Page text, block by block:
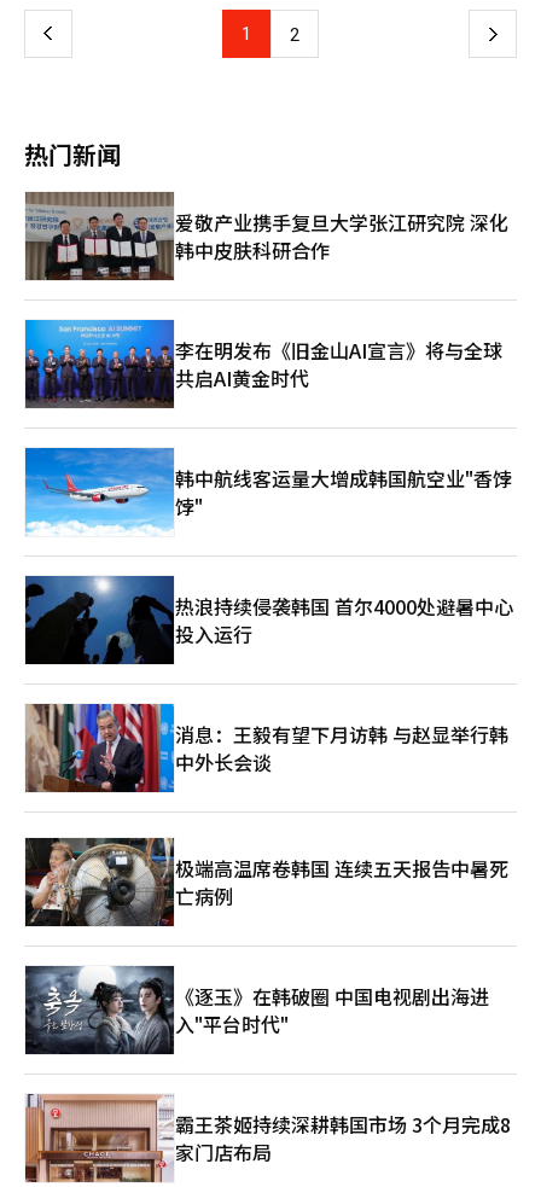
型武功和变幻莫测的攻击模式，使对手难以预测攻击时机，预计将
改变以无敌连击为中心的战斗元。 新服务器‘唯一无二’也将开
放。为了让新用户和回归用户能够快速加入核心内容，将提供装备
内容‘试炼之塔’。第三季度将更新新职业‘龙骑士’，并推出首
改善工作。 第四季度将计划推出新职业和服务8周年纪念活动及更
新，并展示《剑灵：革命》的新区域和剧情。 Netmarble在更新
之前正在特设网站进行预约。参与的用户将获得+10强化的闪耀古
代装备全套、100%古代强化成功券、100%古代损坏恢复券和特
术性重塑方面具有重要意义。引擎更换是一项开发负担较大的工
作，但在图形质量、内容扩展性和新用户引入方面都可以期待效
果。此外，结合新服务器和成长支持，降低了回归用户的进入门
槛。 未来的关键在于虚幻引擎5转换后的实际游戏优化和新内容的
体验完整度。移动MMORPG不仅在图形质量上，发热、帧稳定
性、战斗操作感、成长速度等因素也对用户满意度产生重大影响。
Netmarble能否通过此次‘NEXT’更新同时吸引现有用户和新、
回归用户，值得关注。※ 本报道经人工智能（AI）系统翻译与编
辑。
绘风格表现了前作《亚深海》的“收割者利维坦”、以及《亚深
海：零下》的“影子利维坦”，并展示了新作中首次出现的“收集
深海》系列与国内科幻网络漫画IP结合，旨在最大化发布前的热
深海环境和生态系统。游戏背景设定在新的外星海洋星球，玩家将
进行资源收集、基地建设和深海探索。与深海生物的遭遇带来的紧
张感和探索为核心的玩法也得以保留。 特别是该系列首次引入了
最多支持4人的合作模式。与之前系列专注于孤立的深海生存体验
不同，新作计划通过合作玩法吸引更广泛的用户群体。玩家可以共
同收集资源、建设基地，并分享深海探索策略。 《亚深海2》的热
销情况将成为克拉夫顿能否多元化其以《绝地求生》为中心的收益
结构的试金石。分析认为，克拉夫顿正通过在北美和欧洲市场拥有
强大粉丝基础的《亚深海》IP，开始扩大其在全球PC和主机市场
的影响力。 诺美英表示：“两个以不同方式成长的世界首次在一
幅画中相遇，这是一次意义深远的体验。我非常期待《亚深海2》
中将展开的新故事和体验。”
将成为下一代主力作品。同期，Supercat的《项目OQ》也计划发
布，以2.5D像素图形和独特世界观提供不同于传统MMORPG的体
一款AAA级动作RPG，计划在明年第一季度发布，结合时间操控系
统和开放世界。新类型的扩展也在进行中。第二季度将发布的《地
下城崛起》是一款结合策略和成长元素的动作RPG，支持移动端和
PC。《上帝拯救伯明翰》是一款中世纪背景的开放世界生存游
戏，计划在第四季度发布。此外，《项目C》是一款基于次文化的
收集型RPG，旨在吸引全球粉丝。现有服务的稳定运营也在继续。
《奥丁》《阿瑞斯》《上古世纪战争》等主要MMORPG通过持续
更新保持用户指标。《赛马娘Pretty Derby》也通过稳定运营获得
了忠实粉丝群。《流放之路2》预计通过5月的大规模扩展包更新实
现反弹。Kakao游戏公司表示：“我们将以高完成度推出多款新
作，同时稳定运营现有服务。通过全球市场扩展和类型多元化，强
化增长基础。”※ 本报道经人工智能（AI）系统翻译与编辑。
上 1 2 下
热门新闻
爱敬产业携手复旦大学张江研究院 深化
韩中皮肤科研合作
李在明发布《旧金山AI宣言》将与全球
共启AI黄金时代
韩中航线客运量大增成韩国航空业"香饽
饽"
热浪持续侵袭韩国 首尔4000处避暑中心
投入运行
消息：王毅有望下月访韩 与赵显举行韩
中外长会谈
极端高温席卷韩国 连续五天报告中暑死
亡病例
《逐玉》在韩破圈 中国电视剧出海进
入"平台时代"
霸王茶姬持续深耕韩国市场 3个月完成8
家门店布局